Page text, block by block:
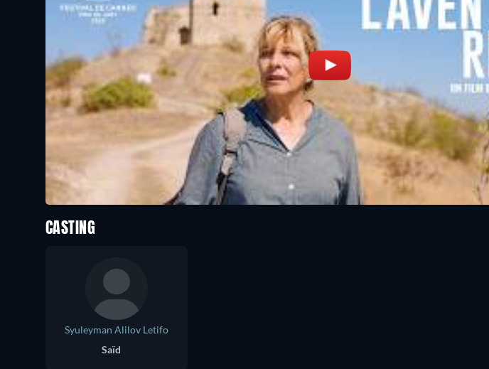
CASTING
Syuleyman Alilov Letifo
Saïd